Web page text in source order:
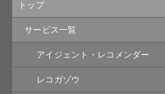
トップ
サービス一覧
アイジェント・レコメンダー
レコガゾウ